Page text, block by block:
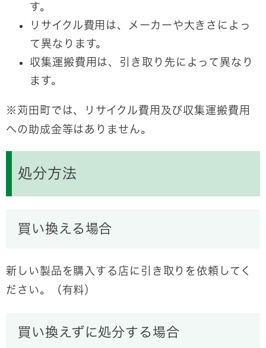
す。
リサイクル費用は、メーカーや大きさによっ
て異なります。
収集運搬費用は、引き取り先によって異なり
ます。
※苅田町では、リサイクル費用及び収集運搬費用
への助成金等はありません。
処分方法
買い換える場合
新しい製品を購入する店に引き取りを依頼してく
ださい。
（有料）
買い換えずに処分する場合